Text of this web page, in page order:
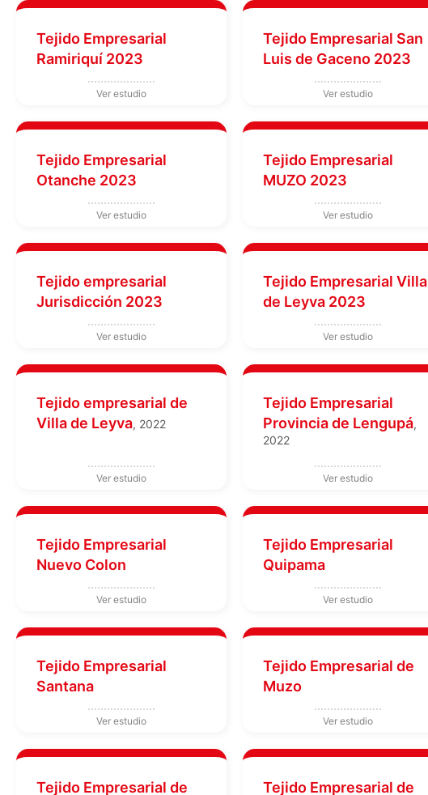
Tejido Empresarial
Ramiriquí 2023
Tejido Empresarial San
Luis de Gaceno 2023
Tejido Empresarial
Otanche 2023
Tejido Empresarial
MUZO 2023
Tejido empresarial
Jurisdicción 2023
Tejido Empresarial Villa
de Leyva 2023
Tejido empresarial de
Villa de Leyva, 2022
Tejido Empresarial
Provincia de Lengupá,
2022
Tejido Empresarial
Nuevo Colon
Tejido Empresarial
Quipama
Tejido Empresarial
Santana
Tejido Empresarial de
Muzo
Tejido Empresarial de Tejido Empresarial de